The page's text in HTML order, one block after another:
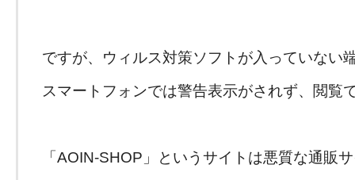
ですが、ウィルス対策ソフトが入っていない
スマートフォンでは警告表示がされず、閲覧
「AOIN-SHOP」というサイトは悪質な通販